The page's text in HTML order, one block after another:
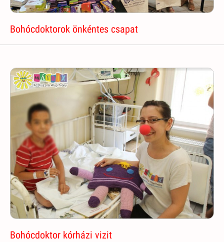
Bohócdoktorok önkéntes csapat
Bohócdoktor kórházi vizit